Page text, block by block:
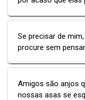
Se precisar de
procure sem
Amigos são anjos
nossas asas se